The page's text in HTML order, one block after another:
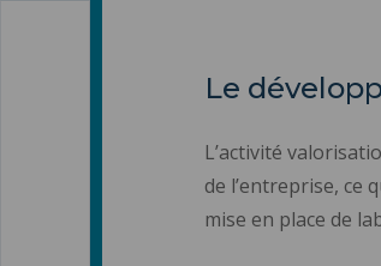
Le
L’activité
de l’entreprise, ce
mise en place de